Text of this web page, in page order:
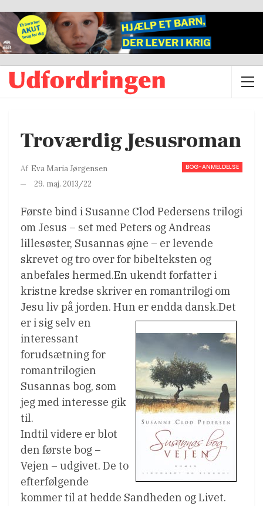
Troværdig Jesusroman
BOG-ANMELDELSE
Af Eva Maria Jørgensen
29. maj. 2013/22
Første bind i Susanne Clod Pedersens trilogi
om Jesus – set med Peters og Andreas
lillesøster, Susannas øjne – er levende
skrevet og tro over for bibelteksten og
anbefales hermed.En ukendt forfatter i
kristne kredse skriver en romantrilogi om
Jesu liv på jorden. Hun er endda dansk.Det
er i sig selv en
interessant
forudsætning for
romantrilogien
Susannas bog, som
jeg med interesse gik
til.
Indtil videre er blot
den første bog –
Vejen – udgivet. De to
efterfølgende
kommer til at hedde Sandheden og Livet.